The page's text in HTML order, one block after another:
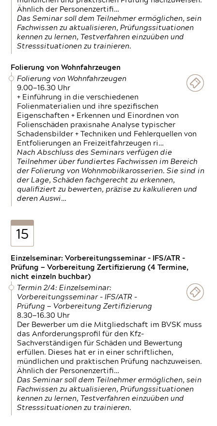
Ähnlich der Personenzertifi…
Das Seminar soll dem Teilnehmer ermöglichen, sein
Fachwissen zu aktualisieren, Prüfungssituationen
kennen zu lernen, Testverfahren einzuüben und
Stresssituationen zu trainieren.
Folierung von Wohnfahrzeugen
Folierung von Wohnfahrzeugen
9.00—16.30 Uhr
+ Einführung in die verschiedenen
Folienmaterialien und ihre spezifischen
Eigenschaften + Erkennen und Einordnen von
Folienschäden praxisnahe Analyse typischer
Schadensbilder + Techniken und Fehlerquellen von
Entfolierungen an Freizeitfahrzeugen ri…
Nach Abschluss des Seminars verfügen die
Teilnehmer über fundiertes Fachwissen im Bereich
der Folierung von Wohnmobilkarosserien. Sie sind in
der Lage, Schäden fachgerecht zu erkennen,
qualifiziert zu bewerten, präzise zu kalkulieren und
deren Auswi…
15
Einzelseminar: Vorbereitungsseminar - IFS/ATR -
Prüfung — Vorbereitung Zertifizierung (4 Termine,
nicht einzeln buchbar)
Termin 2/4: Einzelseminar:
Vorbereitungsseminar - IFS/ATR -
Prüfung — Vorbereitung Zertifizierung
8.30—16.30 Uhr
Der Bewerber um die Mitgliedschaft im BVSK muss
das Anforderungsprofil für den Kfz-
Sachverständigen für Schäden und Bewertung
erfüllen. Dieses hat er in einer schriftlichen,
mündlichen und praktischen Prüfung nachzuweisen.
Ähnlich der Personenzertifi…
Das Seminar soll dem Teilnehmer ermöglichen, sein
Fachwissen zu aktualisieren, Prüfungssituationen
kennen zu lernen, Testverfahren einzuüben und
Stresssituationen zu trainieren.